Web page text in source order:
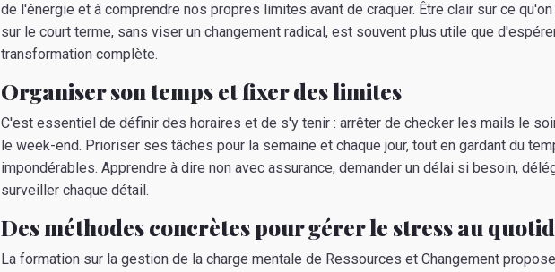
de l'énergie et à comprendre nos propres limites avant de craquer. Être clair sur ce
sur le court terme, sans viser un changement radical, est souvent plus utile que
transformation complète.
Organiser son temps et fixer des limites
C'est essentiel de définir des horaires et de s'y tenir : arrêter de checker les mails le
le week-end. Prioriser ses tâches pour la semaine et chaque jour, tout en gardant du
impondérables. Apprendre à dire non avec assurance, demander un délai si besoin,
surveiller chaque détail.
Des méthodes concrètes pour gérer le stress au
La formation sur la gestion de la charge mentale de Ressources et Changement